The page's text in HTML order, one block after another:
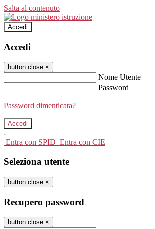
Salta al contenuto
Accedi
Accedi
button close ×
Nome Utente
Password
Password dimenticata?
-
Entra con SPID Entra con CIE
Seleziona utente
button close ×
Recupero password
button close ×